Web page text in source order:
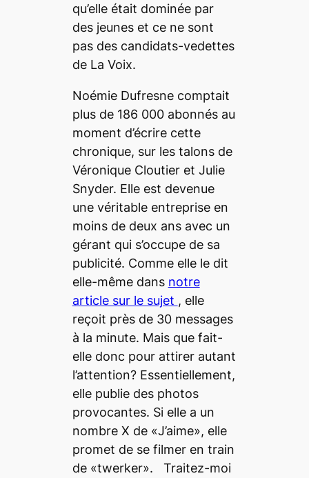
qu’elle était dominée par
des jeunes et ce ne sont
pas des candidats-vedettes
de La Voix.
Noémie Dufresne comptait
plus de 186 000 abonnés au
moment d’écrire cette
chronique, sur les talons de
Véronique Cloutier et Julie
Snyder. Elle est devenue
une véritable entreprise en
moins de deux ans avec un
gérant qui s’occupe de sa
publicité. Comme elle le dit
elle-même dans notre
article sur le sujet , elle
reçoit près de 30 messages
à la minute. Mais que fait-
elle donc pour attirer autant
l’attention? Essentiellement,
elle publie des photos
provocantes. Si elle a un
nombre X de «J’aime», elle
promet de se filmer en train
de «twerker». Traitez-moi